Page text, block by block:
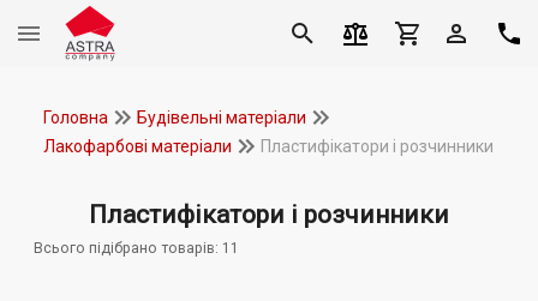
Головна
Будівельні матеріали
Лакофарбові матеріали
Пластифікатори і розчинники
Пластифікатори і розчинники
Всього підібрано товарів: 11